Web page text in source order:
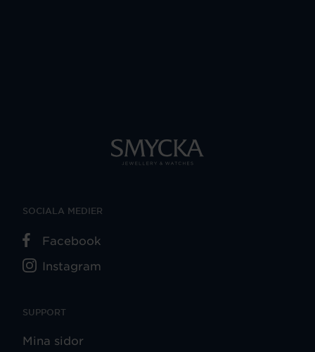
SUPPORT
Mina sidor
SOCIALA MEDIER
Facebook
Instagram